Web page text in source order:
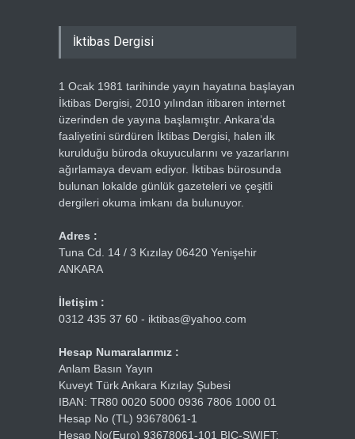
İktibas Dergisi
1 Ocak 1981 tarihinde yayın hayatına başlayan
İktibas Dergisi, 2010 yılından itibaren internet
üzerinden de yayına başlamıştır. Ankara’da
faaliyetini sürdüren İktibas Dergisi, halen ilk
kurulduğu büroda okuyucularını ve yazarlarını
ağırlamaya devam ediyor. İktibas bürosunda
bulunan lokalde günlük gazeteleri ve çeşitli
dergileri okuma imkanı da bulunuyor.
Adres :
Tuna Cd. 14 / 3 Kızılay 06420 Yenişehir
ANKARA
İletişim :
0312 435 37 60 - iktibas@yahoo.com
Hesap Numaralarımız :
Anlam Basın Yayın
Kuveyt Türk Ankara Kızılay Şubesi
IBAN: TR80 0020 5000 0936 7806 1000 01
Hesap No (TL) 93678061-1
Hesap No(Euro) 93678061-101 BIC-SWIFT: